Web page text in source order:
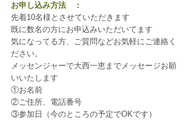
お申し込み方法　：
先着10名様とさせていただきます
既に数名の方にお申込みいただいてます
気になってる方、ご質問などお気軽にご連絡く
ださい。
メッセンジャーで大西一恵までメッセージお願
いいたします
①お名前
②ご住所、電話番号
③参加日（今のところの予定でOKです）